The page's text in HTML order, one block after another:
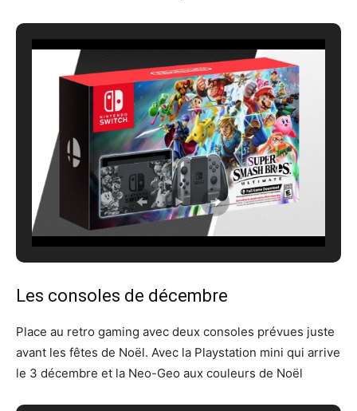
Les consoles de décembre
Place au retro gaming avec deux consoles prévues juste
avant les fêtes de Noël. Avec la Playstation mini qui arrive
le 3 décembre et la Neo-Geo aux couleurs de Noël